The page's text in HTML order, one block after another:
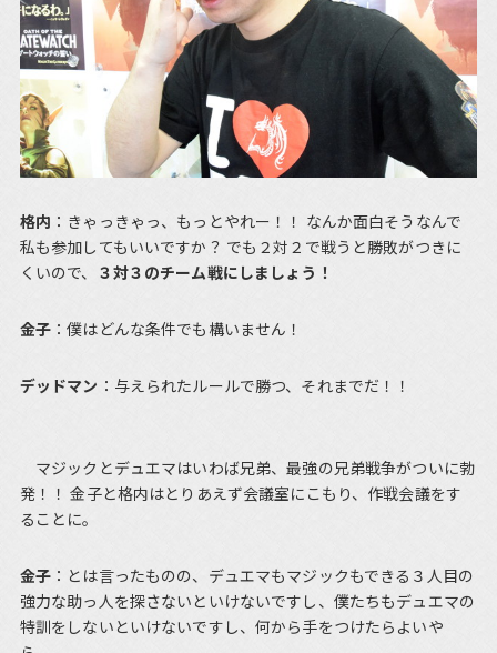
格内 ：きゃっきゃっ、もっとやれー！！ なんか面白そうなんで
私も参加してもいいですか？ でも２対２で戦うと勝敗がつきに
くいので、 ３対３のチーム戦にしましょう！
金子 ：僕はどんな条件でも構いません！
デッドマン ：与えられたルールで勝つ、それまでだ！！
マジックとデュエマはいわば兄弟、最強の兄弟戦争がついに勃
発！！ 金子と格内はとりあえず会議室にこもり、作戦会議をす
ることに。
金子 ：とは言ったものの、デュエマもマジックもできる３人目の
強力な助っ人を探さないといけないですし、僕たちもデュエマの
特訓をしないといけないですし、何から手をつけたらよいや